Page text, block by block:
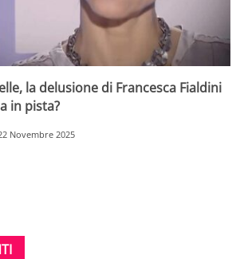
la delusione di Francesca Fialdini
in pista?
Novembre 2025